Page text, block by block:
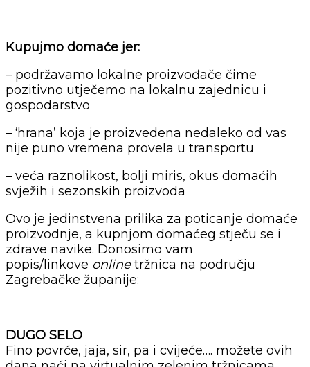
Kupujmo domaće jer:
– podržavamo lokalne proizvođače čime
pozitivno utječemo na lokalnu zajednicu i
gospodarstvo
– ‘hrana’ koja je proizvedena nedaleko od vas
nije puno vremena provela u transportu
– veća raznolikost, bolji miris, okus domaćih
svježih i sezonskih proizvoda
Ovo je jedinstvena prilika za poticanje domaće
proizvodnje, a kupnjom domaćeg stječu se i
zdrave navike. Donosimo vam
popis/linkove onlinetržnica na području
Zagrebačke županije:
DUGO SELO
Fino povrće, jaja, sir, pa i cvijeće…. možete ovih